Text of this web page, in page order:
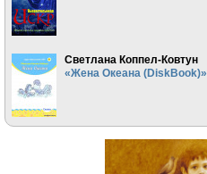
Светлана Коппел-Ковтун
«Жена Океана (DiskBook)»